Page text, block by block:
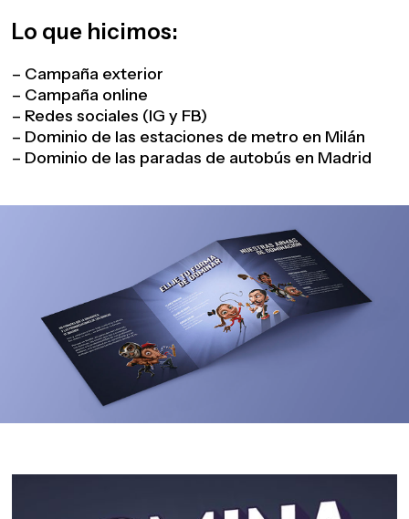
Lo que hicimos:
– Campaña exterior
– Campaña online
– Redes sociales (IG y FB)
– Dominio de las estaciones de metro en Milán
– Dominio de las paradas de autobús en Madrid